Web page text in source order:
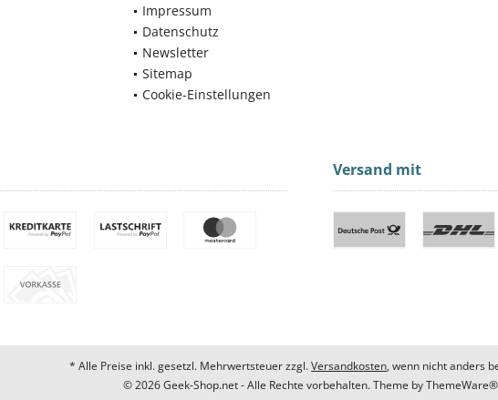
Impressum
Datenschutz
Newsletter
Sitemap
Cookie-Einstellungen
Versand mit
* Alle Preise inkl. gesetzl. Mehrwertsteuer zzgl.Versandkosten, wenn nicht anders
© 2026 Geek-Shop.net - Alle Rechte vorbehalten. Theme byThemeWare®